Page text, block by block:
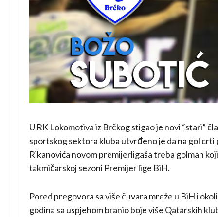
U RK Lokomotiva iz Brčkog stigao je novi “stari”
sportskog sektora kluba utvrđeno je da na gol
Rikanovića novom premijerligaša treba golman
takmičarskoj sezoni Premijer lige BiH.
Pored pregovora sa više čuvara mreže u BiH i
godina sa uspjehom branio boje više Qatarskih